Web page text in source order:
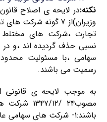
نکته:
وزیران)از ۷ گونه
تجارت ،شرکت های
سهامی ،با مسئولیت محدود
رسمیت می باشند.
به موجب لایحه ی قانونی
مصوب۲۴ /
باشند:۱- شرکت های سهامی عام ۲- شرکت های سهامی خاص